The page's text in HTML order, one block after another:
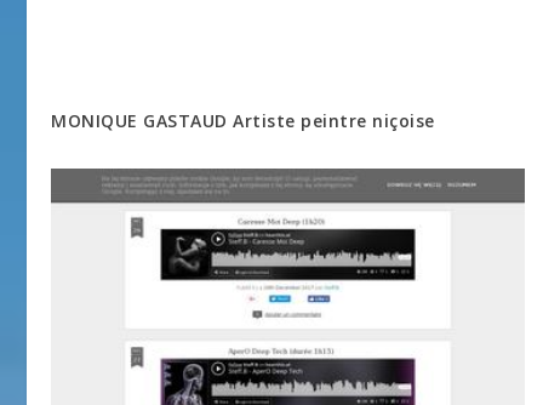
MONIQUE GASTAUD Artiste peintre niçoise